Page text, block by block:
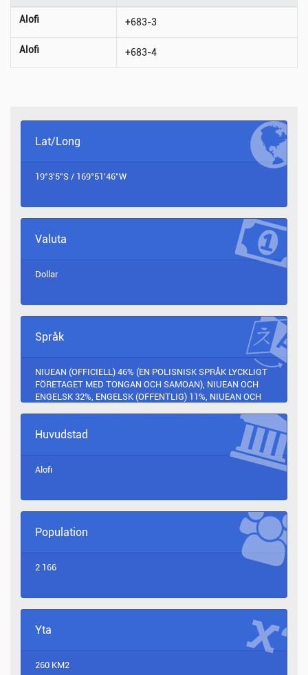
Alofi +683-3
Alofi +683-4
Lat/Long
19°3'5"S / 169°51'46"W
Valuta
Dollar
Språk
NIUEAN (OFFICIELL) 46% (EN POLISNISK SPRÅK LYCKLIGT
FÖRETAGET MED TONGAN OCH SAMOAN), NIUEAN OCH
ENGELSK 32%, ENGELSK (OFFENTLIG) 11%, NIUEAN OCH
Huvudstad
Alofi
Population
2 166
Yta
260 KM2